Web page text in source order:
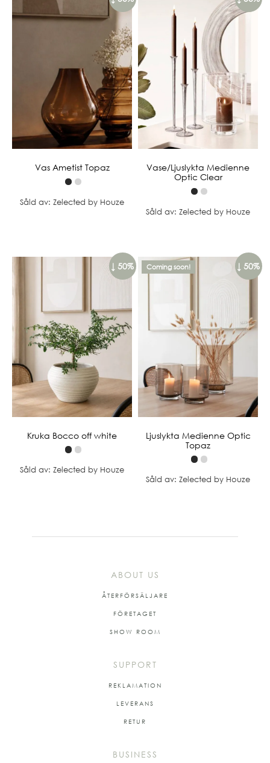
Vas Ametist Topaz
Såld av: Zelected by Houze
Vase/Ljuslykta Medienne
Optic Clear
Såld av: Zelected by Houze
↓ 50%
Kruka Bocco off white
Såld av: Zelected by Houze
Coming soon! ↓ 50%
Ljuslykta Medienne Optic
Topaz
Såld av: Zelected by Houze
ABOUT US
ÅTERFÖRSÄLJARE
FÖRETAGET
SHOW ROOM
SUPPORT
REKLAMATION
LEVERANS
RETUR
BUSINESS